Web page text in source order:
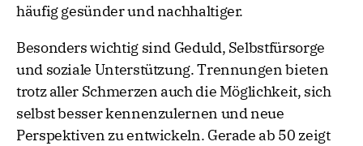
häufig gesünder und nachhaltiger.
Besonders wichtig sind Geduld, Selbstfürsorge
und soziale Unterstützung. Trennungen bieten
trotz aller Schmerzen auch die Möglichkeit, sich
selbst besser kennenzulernen und neue
Perspektiven zu entwickeln. Gerade ab 50 zeigt